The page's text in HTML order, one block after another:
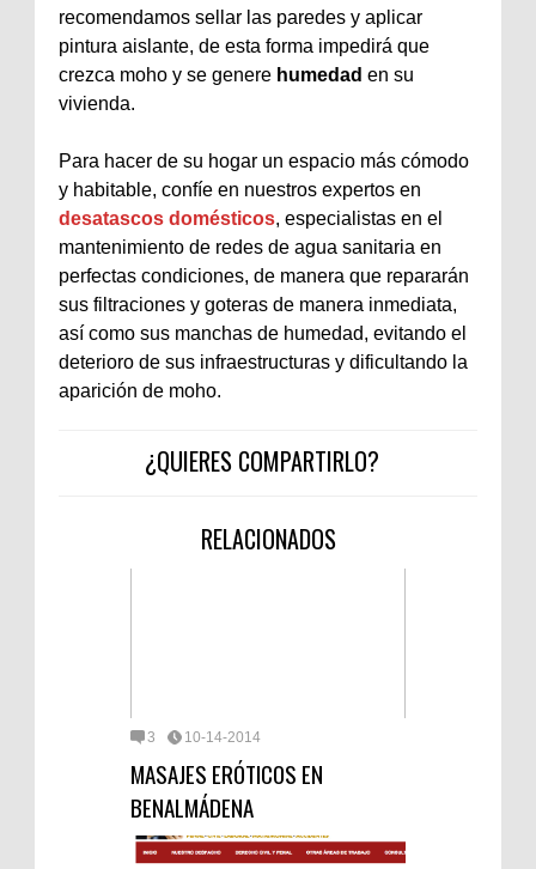
recomendamos sellar las paredes y aplicar
pintura aislante, de esta forma impedirá que
crezca moho y se genere humedad en su
vivienda.
Para hacer de su hogar un espacio más cómodo
y habitable, confíe en nuestros expertos en
desatascos domésticos, especialistas en el
mantenimiento de redes de agua sanitaria en
perfectas condiciones, de manera que repararán
sus filtraciones y goteras de manera inmediata,
así como sus manchas de humedad, evitando el
deterioro de sus infraestructuras y dificultando la
aparición de moho.
¿QUIERES COMPARTIRLO?
RELACIONADOS
3 10-14-2014
MASAJES ERÓTICOS EN
BENALMÁDENA